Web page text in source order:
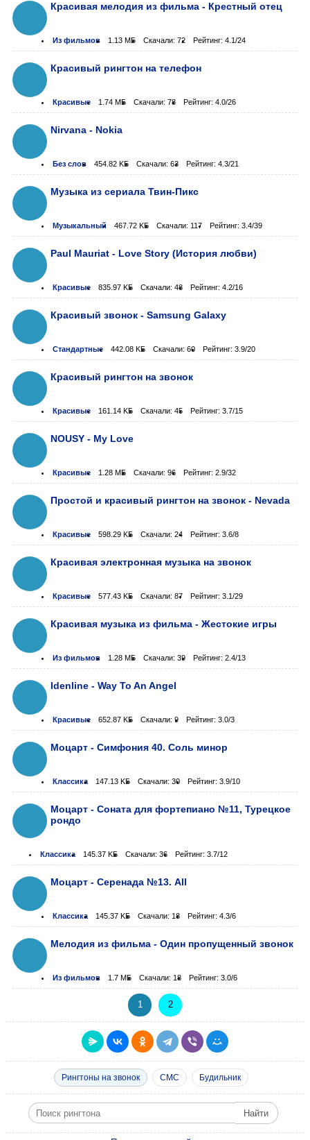
Красивая мелодия из фильма - Крестный отец
Из фильмов 1.13 МБ Скачали: 72 Рейтинг: 4.1/24
Красивый рингтон на телефон
Красивые 1.74 МБ Скачали: 78 Рейтинг: 4.0/26
Nirvana - Nokia
Без слов 454.82 KБ Скачали: 63 Рейтинг: 4.3/21
Музыка из сериала Твин-Пикс
Музыкальный 467.72 KБ Скачали: 117 Рейтинг: 3.4/39
Paul Mauriat - Love Story (История любви)
Красивые 835.97 KБ Скачали: 48 Рейтинг: 4.2/16
Красивый звонок - Samsung Galaxy
Стандартные 442.08 KБ Скачали: 60 Рейтинг: 3.9/20
Красивый рингтон на звонок
Красивые 161.14 KБ Скачали: 45 Рейтинг: 3.7/15
NOUSY - My Love
Красивые 1.28 МБ Скачали: 96 Рейтинг: 2.9/32
Простой и красивый рингтон на звонок - Nevada
Красивые 598.29 KБ Скачали: 24 Рейтинг: 3.6/8
Красивая электронная музыка на звонок
Красивые 577.43 KБ Скачали: 87 Рейтинг: 3.1/29
Красивая музыка из фильма - Жестокие игры
Из фильмов 1.28 МБ Скачали: 39 Рейтинг: 2.4/13
Idenline - Way To An Angel
Красивые 652.87 KБ Скачали: 9 Рейтинг: 3.0/3
Моцарт - Симфония 40. Cоль минор
Классика 147.13 KБ Скачали: 30 Рейтинг: 3.9/10
Моцарт - Соната для фортепиано №11, Турецкое
рондо
Классика 145.37 KБ Скачали: 36 Рейтинг: 3.7/12
Моцарт - Серенада №13. All
Классика 145.37 KБ Скачали: 18 Рейтинг: 4.3/6
Мелодия из фильма - Один пропущенный звонок
Из фильмов 1.7 МБ Скачали: 18 Рейтинг: 3.0/6
1 2
Рингтоны на звонок СМС Будильник